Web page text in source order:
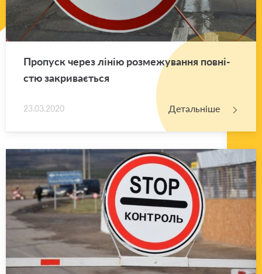
Про­пуск через лінію роз­ме­жу­ва­н­ня пов­ні­
стю за­кри­ва­є­ться
23.03.2020 Детальніше